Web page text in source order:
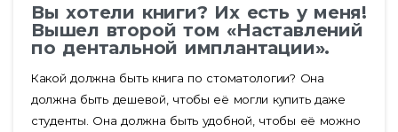
Вы хотели книги? Их есть у меня!
Вышел второй том «Наставлений
по дентальной имплантации».
Какой должна быть книга по стоматологии? Она
должна быть дешевой, чтобы её могли купить даже
студенты. Она должна быть удобной, чтобы её можно